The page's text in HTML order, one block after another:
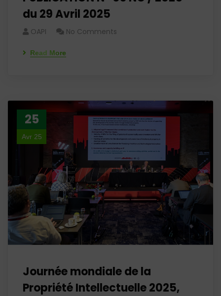
du 29 Avril 2025
OAPI No Comments
Read More
25
Avr 25
Journée mondiale de la
Propriété Intellectuelle 2025,